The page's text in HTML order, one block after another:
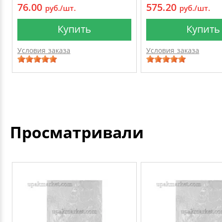
76.00 руб./шт.
Купить
Условия заказа
575.20 руб./шт.
Купить
Условия заказа
Просматривали